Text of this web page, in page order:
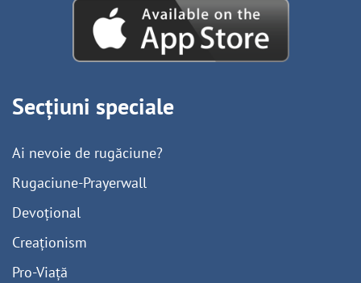
Secțiuni speciale
Ai nevoie de rugăciune?
Rugaciune-Prayerwall
Devoțional
Creaționism
Pro-Viață